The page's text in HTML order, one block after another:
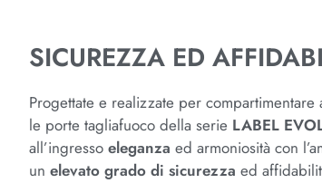
SICUREZZA ED
Progettate e realizzate per
le porte tagliafuoco della serie LABEL
all’ingresso eleganza ed armoniosità con
un elevato grado di sicurezza ed